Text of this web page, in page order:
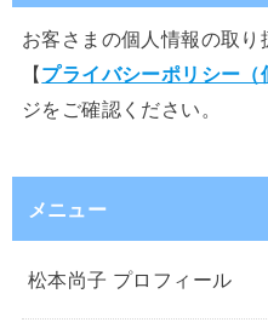
お客さまの個人情報の取り
【プライバシーポリシー（
ジをご確認ください。
メニュー
松本尚子 プロフィール